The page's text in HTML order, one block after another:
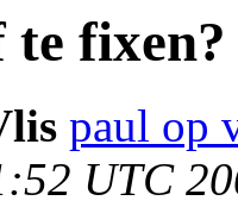
te fixen?
paul op
UTC